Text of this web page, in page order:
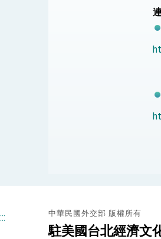
變局中 奮起
總統發表執
賴總統就職演
外交部重要言論
我國政府將
::: 中華民國外交部 版權所有
駐美國台北經濟文